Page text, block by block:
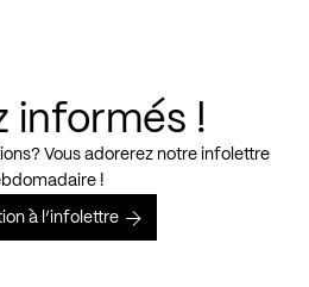
informés !
Vous adorerez notre infolettre
!
à l’infolettre